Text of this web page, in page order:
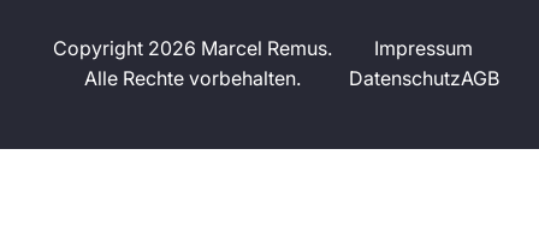
Copyright 2026 Marcel Remus.
Alle Rechte vorbehalten.
Impressum
DatenschutzAGB